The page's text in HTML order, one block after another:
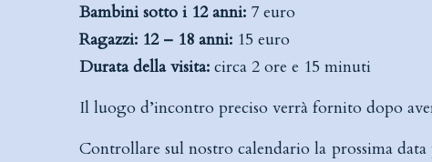
Bambini sotto i 12 anni: 7 euro
Ragazzi: 12 – 18 anni: 15 euro
Durata della visita: circa 2 ore e 15 minuti
Il luogo d’incontro preciso verrà fornito dopo
Controllare sul nostro calendario la prossima